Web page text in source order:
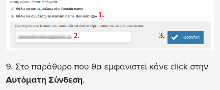
9. Στο παράθυρο που θα εμφανιστεί κάνε click στην
Αυτόματη Σύνδεση.